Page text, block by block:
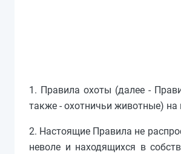
1. Правила охоты (далее -
также - охотничьи животные) на
2. Настоящие Правила не
неволе и находящихся в